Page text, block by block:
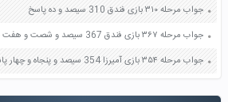
جواب مرحله ۳۱۰ بازی فندق 310 سیصد و ده پاسخ
جواب مرحله ۳۶۷ بازی فندق 367 سیصد و شصت و هفت پاسخ
جواب مرحله ۳۵۴ بازی آمیرزا 354 سیصد و پنجاه و چهار پاسخ